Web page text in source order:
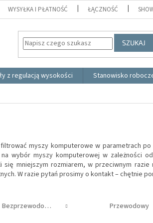
WYSYŁKA I PŁATNOŚĆ ŁĄCZNOŚĆ
SZUKAJ
z regulacją wysokości Stanowisko
myszy komputerowew parametrach
wybór myszy komputerowej w zależności
się mniejszym rozmiarem, w przeciwnym
W razie pytań prosimy o kontakt – chętnie
Bezprzewodowy Przewodowy